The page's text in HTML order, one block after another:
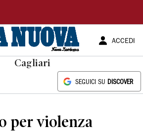
ACCEDI
Cagliari
SEGUICI SU DISCOVER
per violenza